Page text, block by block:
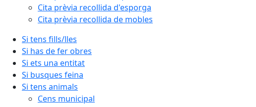
Cita prèvia recollida d'esporga
Cita prèvia recollida de mobles
Si tens fills/lles
Si has de fer obres
Si ets una entitat
Si busques feina
Si tens animals
Cens municipal